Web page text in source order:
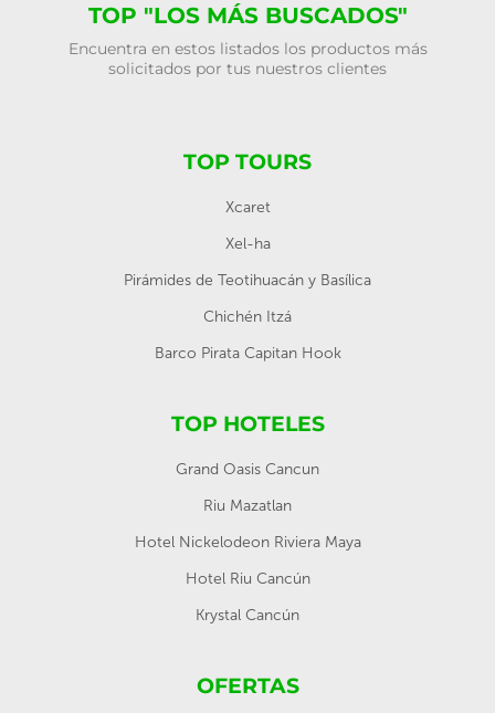
TOP "LOS MÁS BUSCADOS"
Encuentra en estos listados los productos más
solicitados por tus nuestros clientes
TOP TOURS
Xcaret
Xel-ha
Pirámides de Teotihuacán y Basílica
Chichén Itzá
Barco Pirata Capitan Hook
TOP HOTELES
Grand Oasis Cancun
Riu Mazatlan
Hotel Nickelodeon Riviera Maya
Hotel Riu Cancún
Krystal Cancún
OFERTAS